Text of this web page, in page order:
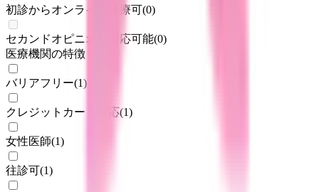
初診からオンライン診療可(0)
セカンドオピニオン対応可能(0)
医療機関の特徴
バリアフリー(1)
クレジットカード対応(1)
女性医師(1)
往診可(1)